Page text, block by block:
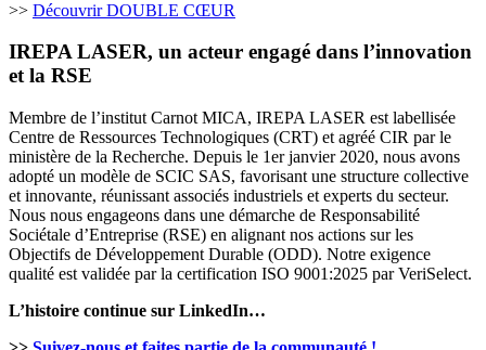
>> Découvrir DOUBLE CŒUR
IREPA LASER, un acteur engagé dans l’innovation
et la RSE
Membre de l’institut Carnot MICA, IREPA LASER est labellisée
Centre de Ressources Technologiques (CRT) et agréé CIR par le
ministère de la Recherche. Depuis le 1er janvier 2020, nous avons
adopté un modèle de SCIC SAS, favorisant une structure collective
et innovante, réunissant associés industriels et experts du secteur.
Nous nous engageons dans une démarche de Responsabilité
Sociétale d’Entreprise (RSE) en alignant nos actions sur les
Objectifs de Développement Durable (ODD). Notre exigence
qualité est validée par la certification ISO 9001:2025 par VeriSelect.
L’histoire continue sur LinkedIn…